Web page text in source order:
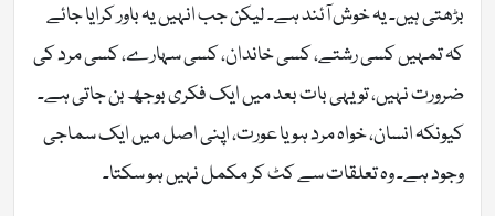
بڑھتی ہیں۔ یہ خوش آئند ہے۔ لیکن جب انہیں یہ باور کرایا جائے
کہ تمہیں کسی رشتے، کسی خاندان، کسی سہارے، کسی مرد کی
ضرورت نہیں، تو یہی بات بعد میں ایک فکری بوجھ بن جاتی ہے۔
کیونکہ انسان، خواہ مرد ہو یا عورت، اپنی اصل میں ایک سماجی
وجود ہے۔ وہ تعلقات سے کٹ کر مکمل نہیں ہو سکتا۔